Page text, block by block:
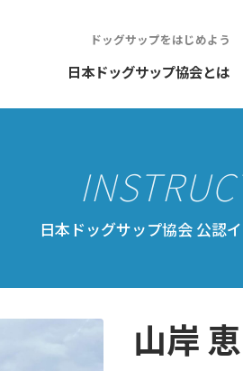
日本ドッグサップ協会とは
ドッグサップをはじめよう
日本ドッグサップ協会 公認
山岸 恵